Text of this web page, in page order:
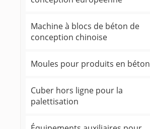
Machine à blocs de béton de
conception chinoise
Moules pour produits en béton
Cuber hors ligne pour la
palettisation